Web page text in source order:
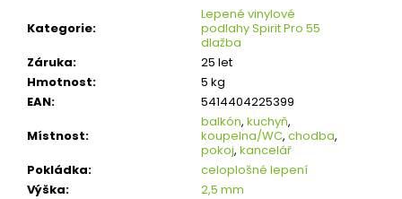
Kategorie:
Lepené vinylové
podlahy Spirit Pro 55
dlažba
Záruka:
25 let
Hmotnost:
5 kg
EAN:
5414404225399
Místnost:
balkón, kuchyň,
koupelna/WC, chodba,
pokoj, kancelář
Pokládka:
celoplošné lepení
Výška:
2,5 mm